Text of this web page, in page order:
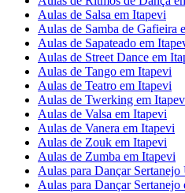
Aulas de Salsa em Itapevi
Aulas de Samba de Gafieira
Aulas de Sapateado em
Aulas de Street Dance em
Aulas de Tango em Itapevi
Aulas de Teatro em Itapevi
Aulas de Twerking em
Aulas de Valsa em Itapevi
Aulas de Vanera em Itapevi
Aulas de Zouk em Itapevi
Aulas de Zumba em Itapevi
Aulas para Dançar
Aulas para Dançar Sertanejo